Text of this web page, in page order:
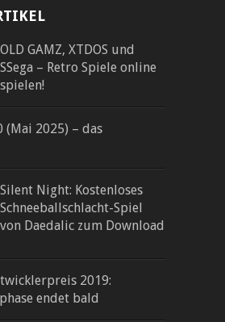
OLD GAMZ, XTDOS und
SSega – Retro Spiele online
spielen!
(Mai 2025) – das
Silent Night: Kostenloses
Schneeballschlacht-Spiel
von Daedalic zum Download
2019:
endet bald